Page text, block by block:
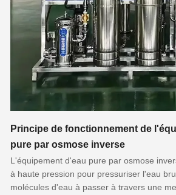
Principe de fonctionnement de
pure par osmose inverse
L'équipement d'eau pure par osmose
à haute pression pour pressuriser l'eau
molécules d'eau à passer à travers une